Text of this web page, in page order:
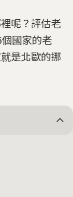
呢？評估老
國家的老
是北歐的挪